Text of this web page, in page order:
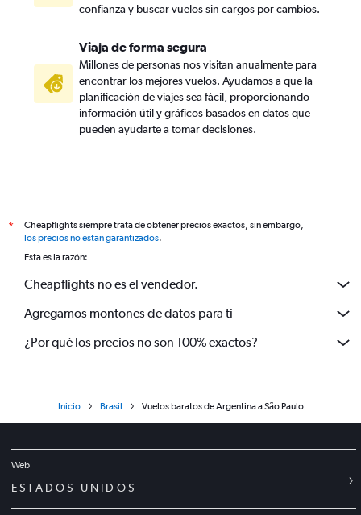
confianza y buscar vuelos sin cargos por cambios.
Viaja de forma segura
Millones de personas nos visitan anualmente para
encontrar los mejores vuelos. Ayudamos a que la
planificación de viajes sea fácil, proporcionando
información útil y gráficos basados en datos que
pueden ayudarte a tomar decisiones.
*
Cheapflights siempre trata de obtener precios exactos, sin embargo,
los precios no están garantizados.
Esta es la razón:
Cheapflights no es el vendedor.
Agregamos montones de datos para ti
¿Por qué los precios no son 100% exactos?
Inicio Brasil Vuelos baratos de Argentina a São Paulo
Web
ESTADOS UNIDOS